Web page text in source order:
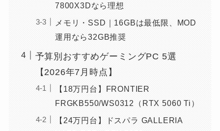
7800X3Dなら理想
メモリ・SSD｜16GBは最低限、MOD
運用なら32GB推奨
予算別おすすめゲーミングPC 5選
【2026年7月時点】
【18万円台】FRONTIER
FRGKB550/WS0312（RTX 5060 Ti）
【24万円台】ドスパラ GALLERIA